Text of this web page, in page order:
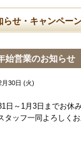
らせ・キャンペー
始営業のお知らせ
月30日 (火)
日～1月3日までお休
タッフ一同よろしく